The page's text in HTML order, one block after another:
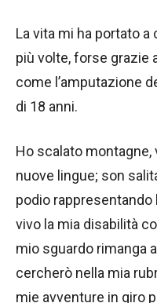
La vita mi ha portato
più volte, forse grazie
come l’amputazione
di 18 anni.
Ho scalato
nuove lingue; son
podio rappresentando
vivo la mia disabilità
mio sguardo rimanga
cercherò nella mia
mie avventure in giro